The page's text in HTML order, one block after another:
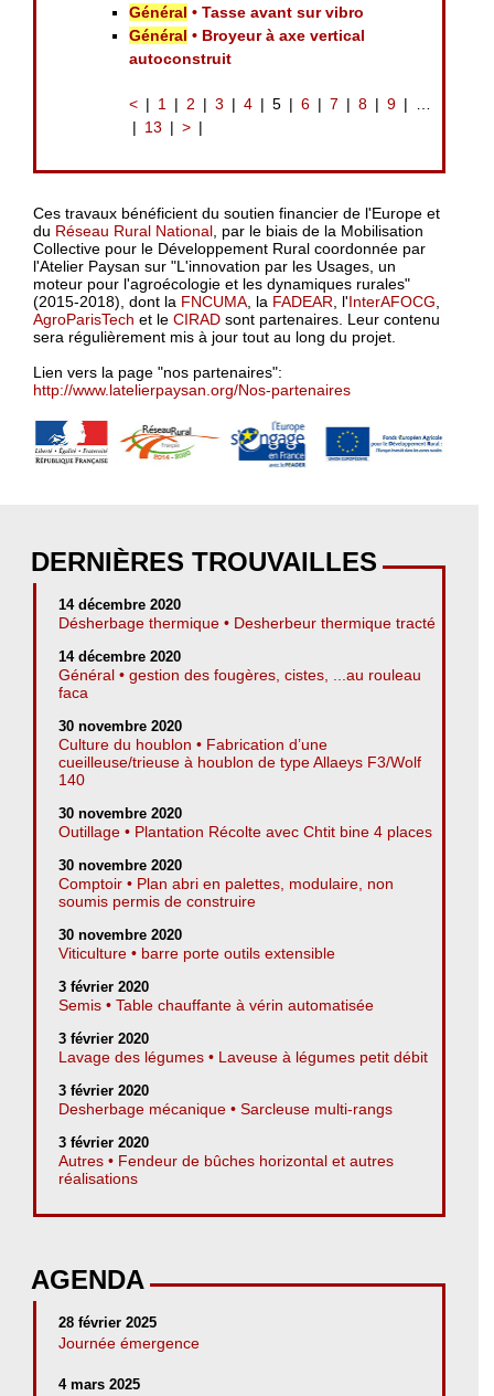
Général • Tasse avant sur vibro
Général • Broyeur à axe vertical
autoconstruit
< 1 2 3 4 5 6 7 8 9
…
13
>
Ces travaux bénéficient du soutien financier de l'Europe et
du Réseau Rural National, par le biais de la Mobilisation
Collective pour le Développement Rural coordonnée par
l'Atelier Paysan sur "L'innovation par les Usages, un
moteur pour l'agroécologie et les dynamiques rurales"
(2015-2018), dont la FNCUMA, la FADEAR, l'InterAFOCG,
AgroParisTech et le CIRAD sont partenaires. Leur contenu
sera régulièrement mis à jour tout au long du projet.
Lien vers la page "nos partenaires":
http://www.latelierpaysan.org/Nos-partenaires
DERNIÈRES TROUVAILLES
14 décembre 2020
Désherbage thermique • Desherbeur thermique tracté
14 décembre 2020
Général • gestion des fougères, cistes, ...au rouleau
faca
30 novembre 2020
Culture du houblon • Fabrication d’une
cueilleuse/trieuse à houblon de type Allaeys F3/Wolf
140
30 novembre 2020
Outillage • Plantation Récolte avec Chtit bine 4 places
30 novembre 2020
Comptoir • Plan abri en palettes, modulaire, non
soumis permis de construire
30 novembre 2020
Viticulture • barre porte outils extensible
3 février 2020
Semis • Table chauffante à vérin automatisée
3 février 2020
Lavage des légumes • Laveuse à légumes petit débit
3 février 2020
Desherbage mécanique • Sarcleuse multi-rangs
3 février 2020
Autres • Fendeur de bûches horizontal et autres
réalisations
AGENDA
28 février 2025
Journée émergence
4 mars 2025